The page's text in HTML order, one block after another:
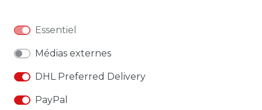
Essentiel
Médias externes
DHL Preferred Delivery
PayPal